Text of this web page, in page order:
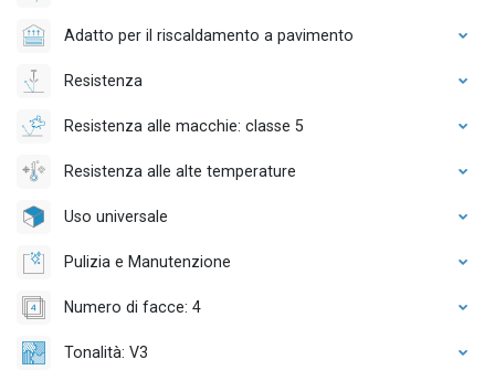
Adatto per il riscaldamento a pavimento
Resistenza
Resistenza alle macchie: classe 5
Resistenza alle alte temperature
Uso universale
Pulizia e Manutenzione
Numero di facce: 4
Tonalità: V3